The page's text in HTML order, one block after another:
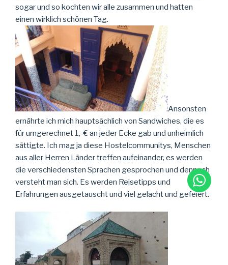
sogar und so kochten wir alle zusammen und hatten
einen wirklich schönen Tag.
Ansonsten
ernährte ich mich hauptsächlich von Sandwiches, die es
für umgerechnet 1,-€ an jeder Ecke gab und unheimlich
sättigte. Ich mag ja diese Hostelcommunitys, Menschen
aus aller Herren Länder treffen aufeinander, es werden
die verschiedensten Sprachen gesprochen und dennoch
versteht man sich. Es werden Reisetipps und
Erfahrungen ausgetauscht und viel gelacht und gefeiert.